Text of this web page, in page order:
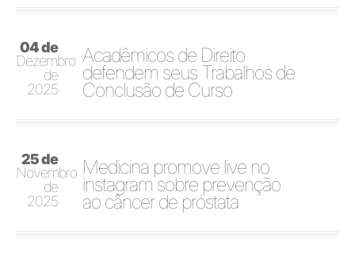
04 de
Dezembro
de
2025
Acadêmicos de Direito
defendem seus Trabalhos de
Conclusão de Curso
25 de
Novembro
de
2025
Medicina promove live no
instagram sobre prevenção
ao câncer de próstata